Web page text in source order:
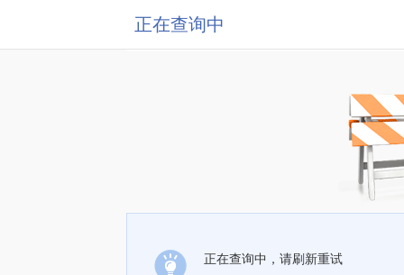
正在查询中
正在查询中，请刷新重试